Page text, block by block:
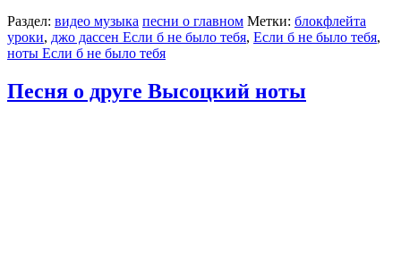
Раздел: видео музыка песни о главном Метки: блокфлейта
уроки, джо дассен Если б не было тебя, Если б не было тебя,
ноты Если б не было тебя
Песня о друге Высоцкий ноты